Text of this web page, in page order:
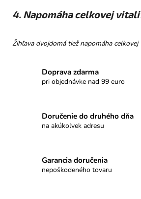
4. Napomáha celkovej
Žihľava dvojdomá tiež napomáha celkovej
Doprava zdarma
pri objednávke nad 99 euro
Doručenie do druhého dňa
na akúkoľvek adresu
Garancia doručenia
nepoškodeného tovaru